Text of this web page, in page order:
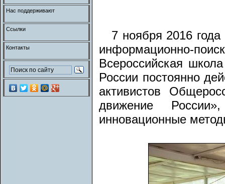
7 ноября 2016 года
информационно-
Всероссийская
России постоянно
активистов
движение
инновационные
Нас поддерживают
Ссылки
Контакты